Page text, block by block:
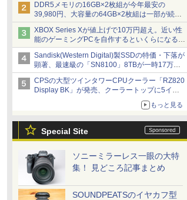
DDR5メモリの16GB×2枚組が今年最安の
39,980円、大容量の64GB×2枚組は一部が続騰
[8月前半のメモリ価格]
XBOX Series Xが値上げで10万円超え。近い性
能のゲーミングPCを自作するといくらになる？
【石田賀津男の『酒の肴にPCゲーム』】
Sandisk(Western Digital)製SSDの特価・下落が
顕著、最速級の「SN8100」8TBが一時17万円
割れ [8月前半のSSD価格]
CPSの大型ツインタワーCPUクーラー「RZ820
Display BK」が発売、クーラートップに5イン
もっと見る
Special Site
ソニーミラーレス一眼の大特
集！ 見どころ記事まとめ
SOUNDPEATSのイヤカフ型